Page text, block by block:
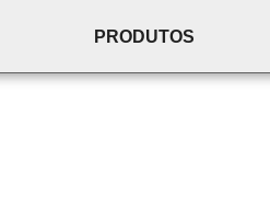
PRODUTOS